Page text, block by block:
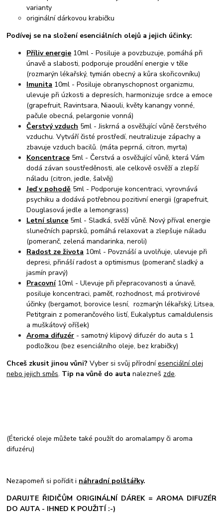
varianty
originální dárkovou krabičku
Podívej se na složení esenciálních olejů a jejich účinky:
Příliv energie 10ml - Posiluje a povzbuzuje, pomáhá při
únavě a slabosti, podporuje proudění energie v těle
(rozmarýn lékařský, tymián obecný a kůra skořicovníku)
Imunita 10ml - Posiluje obranyschopnost organizmu,
ulevuje při úzkosti a depresích, harmonizuje srdce a emoce
(grapefruit, Ravintsara, Niaouli, květy kanangy vonné,
pačule obecná, pelargonie vonná)
Čerstvý vzduch 5ml - Jiskrná a osvěžující vůně čerstvého
vzduchu. Vytváří čisté prostředí, neutralizuje zápachy a
zbavuje vzduch bacilů. (máta peprná, citron, myrta)
Koncentrace 5ml - Čerstvá a osvěžující vůně, která Vám
dodá závan soustředěnosti, ale celkově osvěží a zlepší
náladu (citron, jedle, šalvěj)
Jeď v pohodě 5ml - Podporuje koncentraci, vyrovnává
psychiku a dodává potřebnou pozitivní energii (grapefruit,
Douglasová jedle a lemongrass)
Letní slunce 5ml - Sladká, svěží vůně. Nový příval energie
slunečních paprsků, pomáhá relaxovat a zlepšuje náladu
(pomeranč, zelená mandarinka, neroli)
Radost ze života 10ml - Povznáší a uvolňuje, ulevuje při
depresi, přináší radost a optimismus (pomeranč sladký a
jasmín pravý)
Pracovní10ml - Ulevuje při přepracovanosti a únavě,
posiluje koncentraci, paměť, rozhodnost, má protivirové
účinky (bergamot, borovice lesní, rozmarýn lékařský, Litsea,
Petitgrain z pomerančového listí, Eukalyptus camaldulensis
a muškátový oříšek)
Aroma difuzér - samotný klipový difuzér do auta s 1
podložkou (bez esenciálního oleje, bez krabičky)
Chceš zkusit jinou vůni? Vyber si svůj přírodníesenciální olej
nebo jejich směs. Tip na vůně do autanalezneš zde.
(Éterické oleje můžete také použít do aromalampy či aroma
difuzéru)
Nezapomeň si pořídit i náhradní polštářky.
DARUJTE ŘIDIČŮM ORIGINÁLNÍ DÁREK = AROMA DIFUZÉR
DO AUTA - IHNED K POUŽITÍ :-)